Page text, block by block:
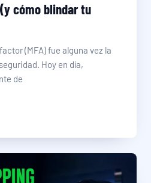
cómo blindar tu
(MFA) fue alguna vez la
Hoy en día,
de